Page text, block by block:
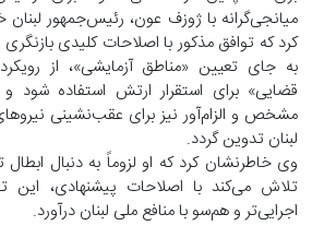
میانجی‌گرانه با ژوزف عون، رئیس‌جمهور لبنان
کرد که توافق مذکور با اصلاحات کلیدی بازنگری
به جای تعیین «مناطق آزمایشی»، از
قضایی» برای استقرار ارتش استفاده شود
مشخص و الزام‌آور نیز برای عقب‌نشینی
لبنان تدوین گردد.
وی خاطرنشان کرد که او لزوماً به دنبال
تلاش می‌کند با اصلاحات پیشنهادی، این
اجرایی‌تر و هم‌سو با منافع ملی لبنان درآورد.